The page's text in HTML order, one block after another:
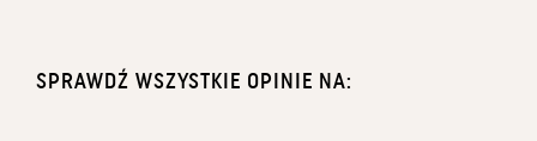
SPRAWDŹ WSZYSTKIE OPINIE NA: